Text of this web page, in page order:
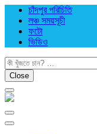
চাঁদপুর পরিচিতি
লঞ্চ সময়সূচী
ফটো
ভিডিও
Close